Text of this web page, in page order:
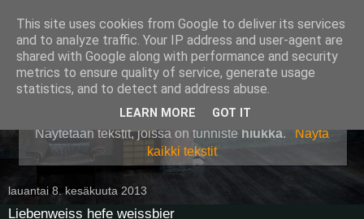
Pullollinen
Näytetään tekstit, joissa on tunniste hiukka.
Näytä
kaikki tekstit
lauantai 8. kesäkuuta 2013
Liebenweiss hefe weissbier
This site uses cookies from Google to deliver its services
and to analyze traffic. Your IP address and user-agent are
shared with Google along with performance and security
metrics to ensure quality of service, generate usage
statistics, and to detect and address abuse.
LEARN MORE GOT IT